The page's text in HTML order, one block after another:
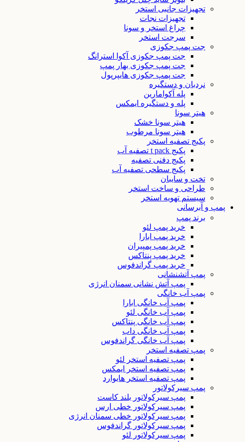
تجهیزات جانبی استخر
تجهیزات نجات
چراغ استخر و سونا
سرجت استخر
جت پمپ جکوزی
جت پمپ جکوزی آکوا استرانگ
جت پمپ جکوزی بهار پمپ
جت پمپ جکوزی هایپرپول
نردبان و دستگیره
پله آکوامارین
پله و دستگیره ایمکس
هیتر سونا
هیتر سونا خشک
هیتر سونا مرطوب
پکیج تصفیه استخر
پکیج t pack تصفیه آب
پکیج دفنی تصفیه
پکیج سطحی تصفیه آب
تخت و سایبان
طراحی و ساخت استخر
سیستم تهویه استخر
پمپ و آبرسانی
برند پمپ
خرید پمپ لئو
خرید پمپ ابارا
خرید پمپ پمپیران
خرید پمپ پنتاکس
خرید پمپ گراندفوس
پمپ آتشنشانی
پمپ آتش نشانی سمنان انرژی
پمپ آب خانگی
پمپ آب خانگی ابارا
پمپ آب خانگی لئو
پمپ آب خانگی پنتاکس
پمپ آب خانگی داب
پمپ آب خانگی گراندفوس
پمپ تصفیه استخر
پمپ تصفیه استخر لئو
پمپ تصفیه استخر ایمکس
پمپ تصفیه استخر هایوارد
پمپ سیرکولاتور
پمپ سیرکولاتور بلند کاست
پمپ سیرکولاتور خطی ارس
پمپ سیرکولاتور خطی سمنان انرژی
پمپ سیرکولاتور گراندفوس
پمپ سیرکولاتور لئو